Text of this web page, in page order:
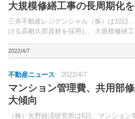
大規模修繕工事の長周期化
三井不動産レジデンシャル（株）は10日
ける高耐久部資材を採用し、大規模修繕
2022/4/7
不動産ニュース 2022/4/7
マンション管理費、共用部
大傾向
（株）矢野経済研究所は6日、マンショ